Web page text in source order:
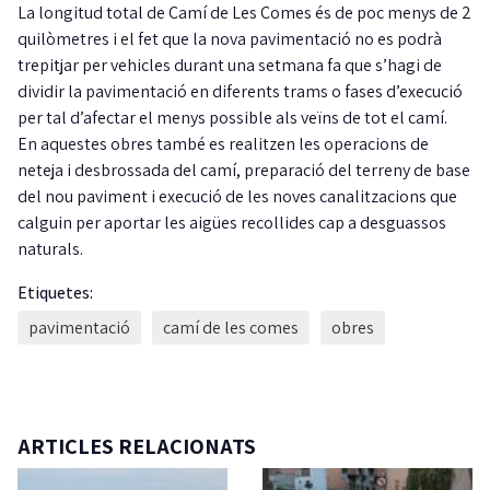
La longitud total de Camí de Les Comes és de poc menys de 2
quilòmetres i el fet que la nova pavimentació no es podrà
trepitjar per vehicles durant una setmana fa que s’hagi de
dividir la pavimentació en diferents trams o fases d’execució
per tal d’afectar el menys possible als veïns de tot el camí.
En aquestes obres també es realitzen les operacions de
neteja i desbrossada del camí, preparació del terreny de base
del nou paviment i execució de les noves canalitzacions que
calguin per aportar les aigües recollides cap a desguassos
naturals.
Etiquetes:
pavimentació
camí de les comes obres
ARTICLES RELACIONATS